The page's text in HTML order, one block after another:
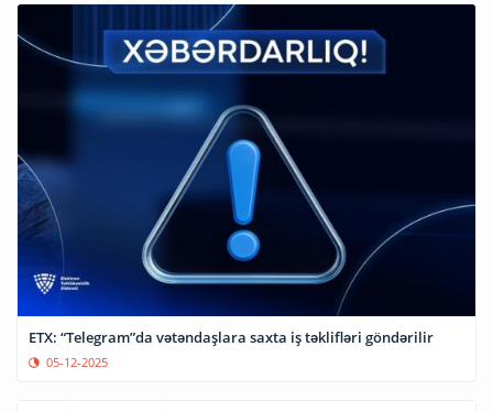
ETX: “Telegram”da vətəndaşlara saxta iş təklifləri göndərilir
05-12-2025